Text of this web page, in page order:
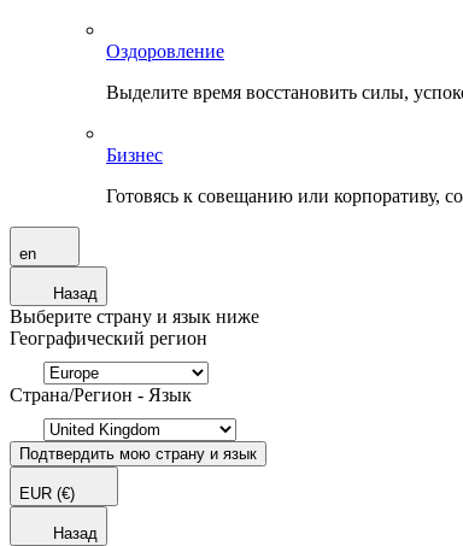
Оздоровление
Выделите время восстановить силы,
Бизнес
Готовясь к совещанию или корпоративу,
en
Назад
Выберите страну и язык ниже
Географический регион
Страна/Регион - Язык
Подтвердить мою страну и язык
EUR (€)
Назад